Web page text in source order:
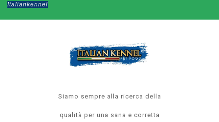
Italiankennel
Siamo sempre alla ricerca della
qualità per una sana e corretta